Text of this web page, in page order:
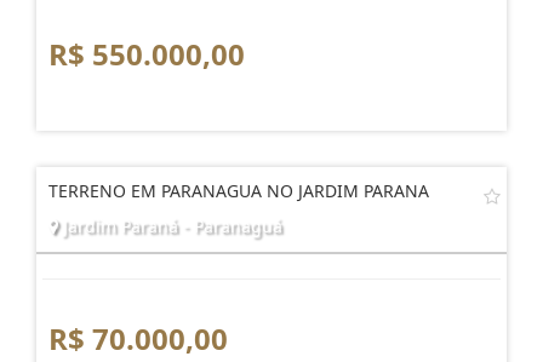
R$ 550.000,00
TERRENO EM PARANAGUA NO JARDIM PARANA
Jardim Paraná - Paranaguá
R$ 70.000,00